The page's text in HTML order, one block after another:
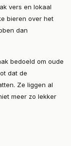
vers en lokaal
bieren over het
dan
bedoeld om oude
dat de
Ze liggen al
meer zo lekker